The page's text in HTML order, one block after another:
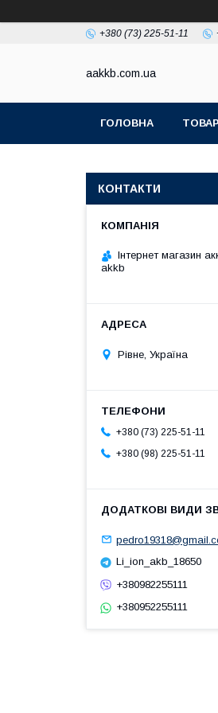
+380 (73) 225-51-11
aakkb.com.ua
ГОЛОВНА
КОНТАКТИ
Інтернет магазин
akkb
Рівне, Україна
+380 (73) 225-51-11
+380 (98) 225-51-11
Li_ion_akb_18650
+380982255111
+380952255111